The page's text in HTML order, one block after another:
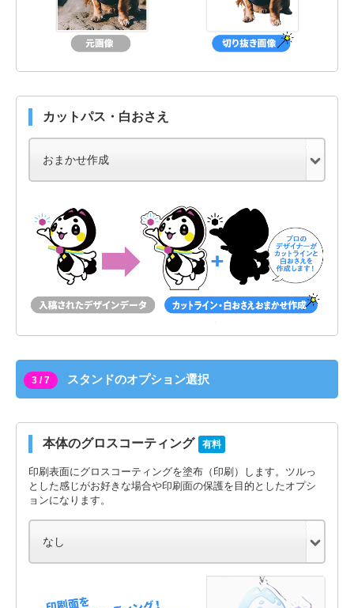
カットパス・白おさえ
3 / 7 スタンドのオプション選択
本体のグロスコーティング 有料
印刷表面にグロスコーティングを塗布（印刷）します。ツルっ
とした感じがお好きな場合や印刷面の保護を目的としたオプシ
ョンになります。